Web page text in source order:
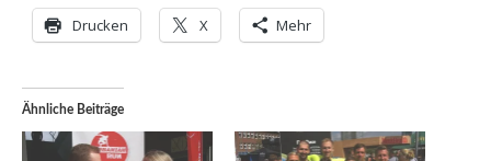
Drucken X Mehr
Ähnliche Beiträge